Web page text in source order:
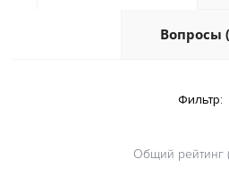
Вопросы
Фильтр:
Общий рейтинг